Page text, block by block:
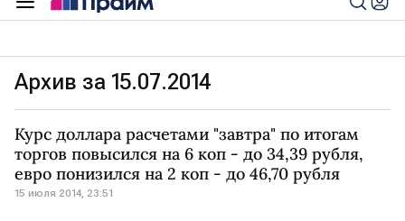
Архив за 15.07.2014
Курс доллара расчетами "завтра" по итогам
торгов повысился на 6 коп - до 34,39 рубля,
евро понизился на 2 коп - до 46,70 рубля
15 июля 2014, 23:51